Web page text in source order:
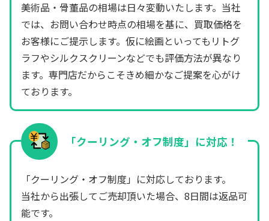
美術品・骨董品の相場は日々変動いたします。当社
では、お問い合わせ時点の相場を基に、買取価格を
お客様にご提示します。仮に絵画といってもリトグ
ラフやシルクスクリーンなどでも評価方法が異なり
ます。専門店だからこそきめ細かなご提案を心がけ
ております。
「クーリング・オフ制度」に対応！
「クーリング・オフ制度」に対応しております。
当社から出張してご売却頂いた場合、8日間は返品可
能です。